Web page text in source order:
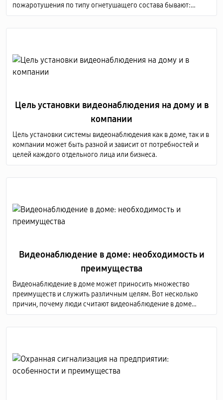
пожаротушения по типу огнетушащего состава бывают:
аэрозольные; водяные; порошковые; газовые; пенные.
Цель установки видеонаблюдения на дому и в
компании
Цель установки системы видеонаблюдения как в доме, так и в
компании может быть разной и зависит от потребностей и
целей каждого отдельного лица или бизнеса.
Видеонаблюдение в доме: необходимость и
преимущества
Видеонаблюдение в доме может приносить множество
преимуществ и служить различным целям. Вот несколько
причин, почему люди считают видеонаблюдение в доме
необходимым, а также преимущества, связанные с этой